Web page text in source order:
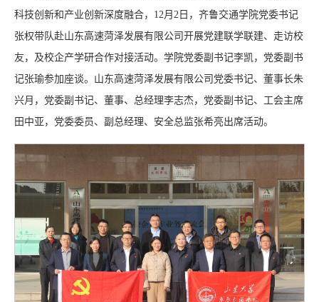
科技创新和产业创新深度融合，12月2日，齐鲁交通学院党委书记
张权带队赴山东高速菏泽发展有限公司开展党建联学联建、走访校
友，及校企产学研合作对接活动。学院党委副书记李凯，党委副书
记张瑜参加座谈。山东高速菏泽发展有限公司党委书记、董事长朱
兴月，党委副书记、董事、总经理李志杰，党委副书记、工会主席
田中亚，党委委员、副总经理、安全总监张希亮出席活动。